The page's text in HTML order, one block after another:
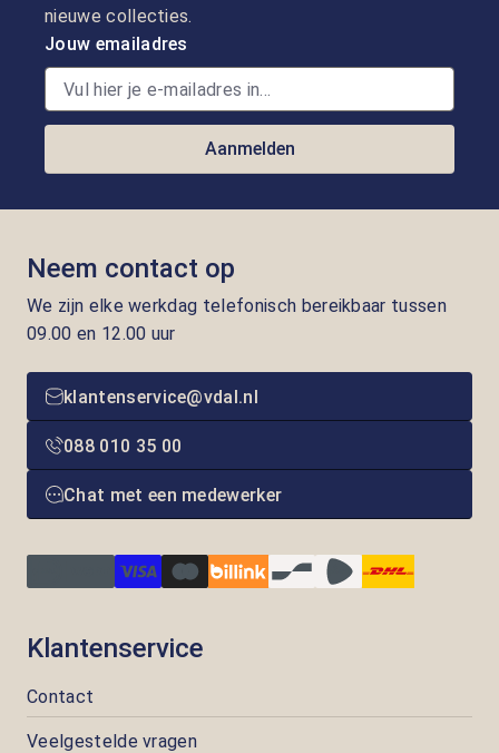
nieuwe collecties.
Jouw emailadres
Aanmelden
Neem contact op
We zijn elke werkdag telefonisch bereikbaar tussen
09.00 en 12.00 uur
klantenservice@vdal.nl
088 010 35 00
Chat met een medewerker
Klantenservice
Contact
Veelgestelde vragen